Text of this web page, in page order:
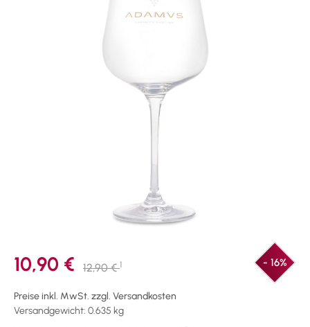
10,90 € 12,90 €1 - 16%
Preise inkl. MwSt. zzgl. Versandkosten
Versandgewicht: 0.635 kg